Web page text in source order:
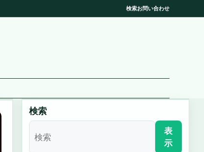
検索お問い合わせ
検索
表
示